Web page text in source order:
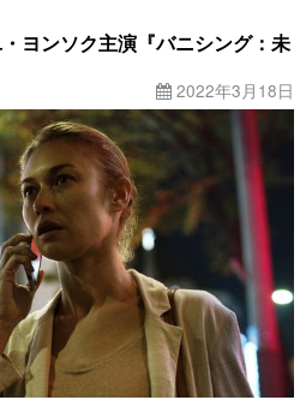
ヨンソク主演『バニシング：未
2022年3月18日